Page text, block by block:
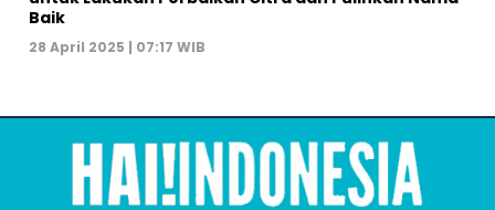
Baik
28 April 2025 | 07:17 WIB